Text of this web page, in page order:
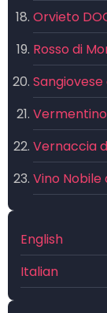
Orvieto
Rosso di
Sangiovese
Vernaccia
Vino Nobile
English
Italian